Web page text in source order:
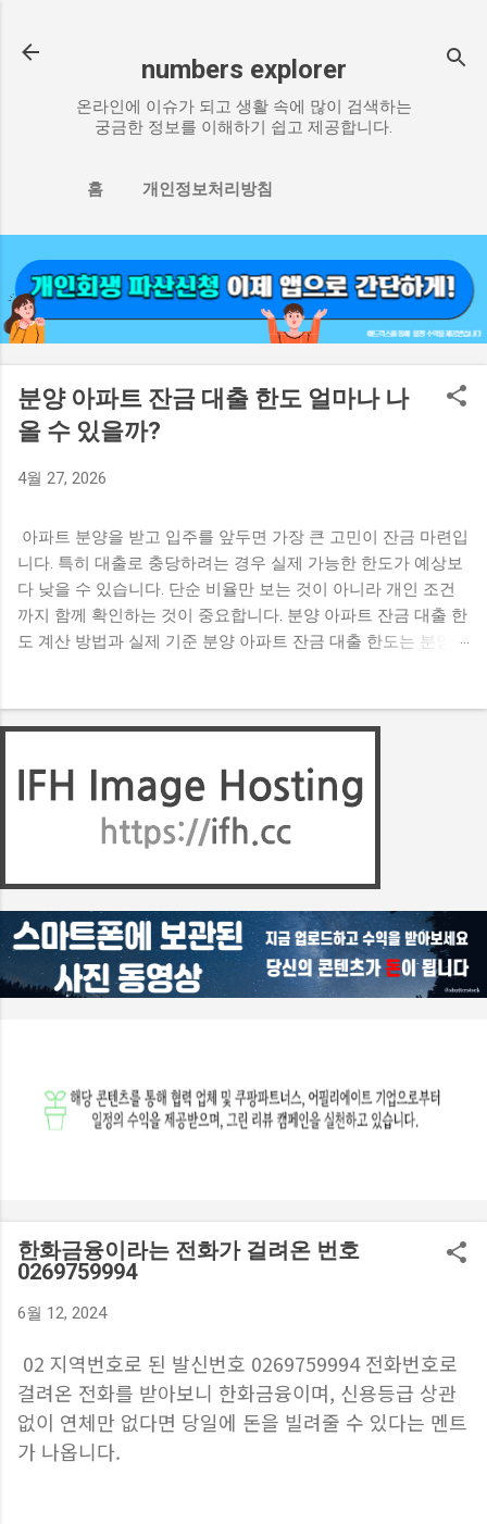
numbers explorer
온라인에 이슈가 되고 생활 속에 많이 검색하는
궁금한 정보를 이해하기 쉽고 제공합니다.
홈 개인정보처리방침
분양 아파트 잔금 대출 한도 얼마나 나
올 수 있을까?
4월 27, 2026
아파트 분양을 받고 입주를 앞두면 가장 큰 고민이 잔금 마련입
니다. 특히 대출로 충당하려는 경우 실제 가능한 한도가 예상보
다 낮을 수 있습니다. 단순 비율만 보는 것이 아니라 개인 조건
까지 함께 확인하는 것이 중요합니다. 분양 아파트 잔금 대출 한
도 계산 방법과 실제 기준 분양 아파트 잔금 대출 한도는 분양가
수 있습니다. 잔금 대출 한도는 어떤 기준으로 결정될까? 기본
적으로는 분양가 대비 일정 비율로 한도가 산정됩니다. 지역 규
제 여부에 따라 적용 비율이 달라질 수 있으며, 일반적으로 일정
범위 내에서 결정됩니다. 다만 이 기준은 최대치일 뿐이며 실제
는 경우가 많다고 합니다. 개인별 한도에 영향을 주는 조건은 무
엇일까? 대출 한도는 소득, 기존 대출, 신용 상태, 보유 주택 수
등 다양한 요소를 종합적으로 반영해 결정됩니다. 특히 이미 다
은 어떻게 이루어질까? 대출 심사에서는 연 소득 대비 상환 능
력을 기준으로 한도가 제한됩니다. 일정 비율 이상으로 원리금
을 상환해야 하는 구조라면 추가 대출이 어려워질 수 있습니다.
도와 실제 대출 금액은 왜 다를까? 분양가 기준으로 계산한 한
도는 최대 가능 범위일...
한화금융이라는 전화가 걸려온 번호
0269759994
6월 12, 2024
02 지역번호로 된 발신번호 0269759994 전화번호로
걸려온 전화를 받아보니 한화금융이며, 신용등급 상관
없이 연체만 없다면 당일에 돈을 빌려줄 수 있다는 멘트
가 나옵니다.